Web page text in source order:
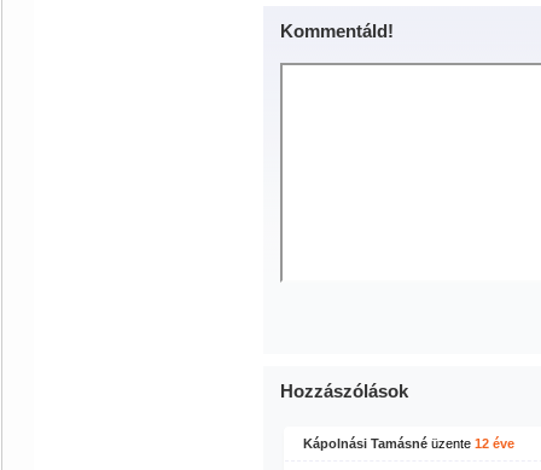
Kommentáld!
Hozzászólások
Kápolnási Tamásné üzente 12 éve